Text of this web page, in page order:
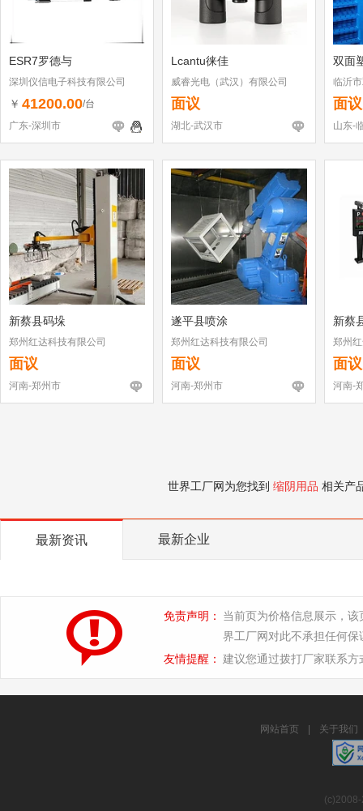
ESR7罗德与
深圳仪信电子科技有限公司
￥ 41200.00/台
广东-深圳市
Lcantu徕佳
威睿光电（武汉）有限公司
面议
湖北-武汉市
双面
临沂
面议
山东-
新蔡县码垛
郑州红达科技有限公司
面议
河南-郑州市
遂平县喷涂
郑州红达科技有限公司
面议
河南-郑州市
新蔡
郑州
面议
河南-
世界工厂网为您找到 缩阴用品 相关产
最新资讯 最新企业
免责声明：
当前页为价格信息展示，
界工厂网对此不承担任何保
友情提醒： 建议您通过拨打厂家联系
网站首页 关于我们